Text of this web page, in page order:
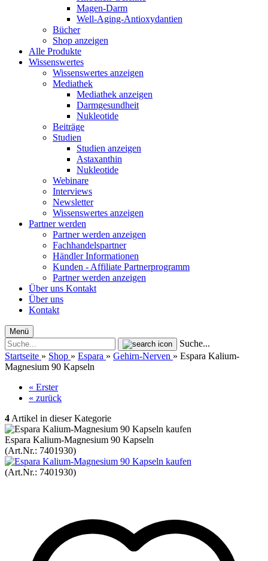
Magen-Darm
Well-Aging-Antioxydantien
Bücher
Shop anzeigen
Alle Produkte
Wissenswertes
Wissenswertes anzeigen
Mediathek
Mediathek anzeigen
Darmgesundheit
Nukleotide
Beiträge
Studien
Studien anzeigen
Astaxanthin
Nukleotide
Webinare
Interviews
Newsletter
Wissenswertes anzeigen
Partner werden
Partner werden anzeigen
Fachhandelspartner
Händler Informationen
Kunden - Affiliate Partnerprogramm
Partner werden anzeigen
Über uns Kontakt
Über uns
Kontakt
Menü
Suche...
Startseite » Shop » Espara » Gehirn-Nerven » Espara Kalium-
Magnesium 90 Kapseln
« Erster
« zurück
4 Artikel in dieser Kategorie
Espara Kalium-Magnesium 90 Kapseln
(Art.Nr.: 7401930)
(Art.Nr.: 7401930)